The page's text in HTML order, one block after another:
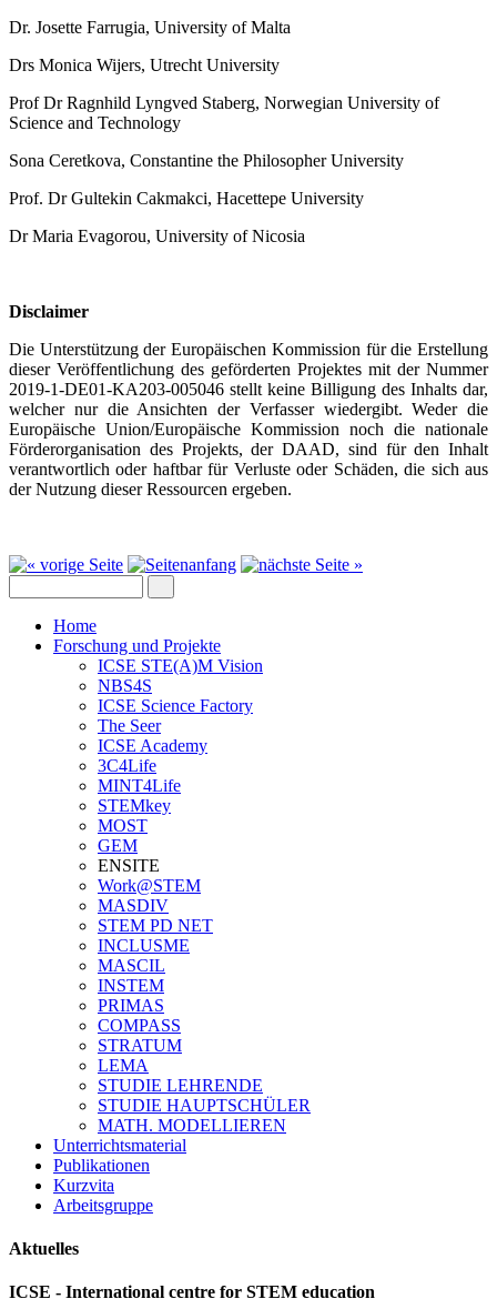
Dr. Josette Farrugia, University of Malta
Drs Monica Wijers, Utrecht University
Prof Dr Ragnhild Lyngved Staberg, Norwegian University of
Science and Technology
Sona Ceretkova, Constantine the Philosopher University
Prof. Dr Gultekin Cakmakci, Hacettepe University
Dr Maria Evagorou, University of Nicosia
Disclaimer
Die Unterstützung der Europäischen Kommission für die Erstellung
dieser Veröffentlichung des geförderten Projektes mit der Nummer
2019-1-DE01-KA203-005046 stellt keine Billigung des Inhalts dar,
welcher nur die Ansichten der Verfasser wiedergibt. Weder die
Europäische Union/Europäische Kommission noch die nationale
Förderorganisation des Projekts, der DAAD, sind für den Inhalt
verantwortlich oder haftbar für Verluste oder Schäden, die sich aus
der Nutzung dieser Ressourcen ergeben.
Home
Forschung und Projekte
ICSE STE(A)M Vision
NBS4S
ICSE Science Factory
The Seer
ICSE Academy
3C4Life
MINT4Life
STEMkey
MOST
GEM
ENSITE
Work@STEM
MASDIV
STEM PD NET
INCLUSME
MASCIL
INSTEM
PRIMAS
COMPASS
STRATUM
LEMA
STUDIE LEHRENDE
STUDIE HAUPTSCHÜLER
MATH. MODELLIEREN
Unterrichtsmaterial
Publikationen
Kurzvita
Arbeitsgruppe
Aktuelles
ICSE - International centre for STEM education